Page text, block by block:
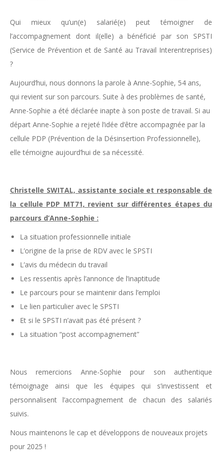
Qui mieux qu’un(e) salarié(e) peut témoigner de
l’accompagnement dont il(elle) a bénéficié par son SPSTI
(Service de Prévention et de Santé au Travail Interentreprises)
?
Aujourd’hui, nous donnons la parole à Anne-Sophie, 54 ans,
qui revient sur son parcours. Suite à des problèmes de santé,
Anne-Sophie a été déclarée inapte à son poste de travail. Si au
départ Anne-Sophie a rejeté l’idée d’être accompagnée par la
cellule PDP (Prévention de la Désinsertion Professionnelle),
elle témoigne aujourd’hui de sa nécessité.
Christelle SWITAL, assistante sociale et responsable de
la cellule PDP MT71, revient sur différentes étapes du
parcours d’Anne-Sophie :
La situation professionnelle initiale
L’origine de la prise de RDV avec le SPSTI
L’avis du médecin du travail
Les ressentis après l’annonce de l’inaptitude
Le parcours pour se maintenir dans l’emploi
Le lien particulier avec le SPSTI
Et si le SPSTI n’avait pas été présent ?
La situation “post accompagnement”
Nous remercions Anne-Sophie pour son authentique
témoignage ainsi que les équipes qui s’investissent et
personnalisent l’accompagnement de chacun des salariés
suivis.
Nous maintenons le cap et développons de nouveaux projets
pour 2025 !